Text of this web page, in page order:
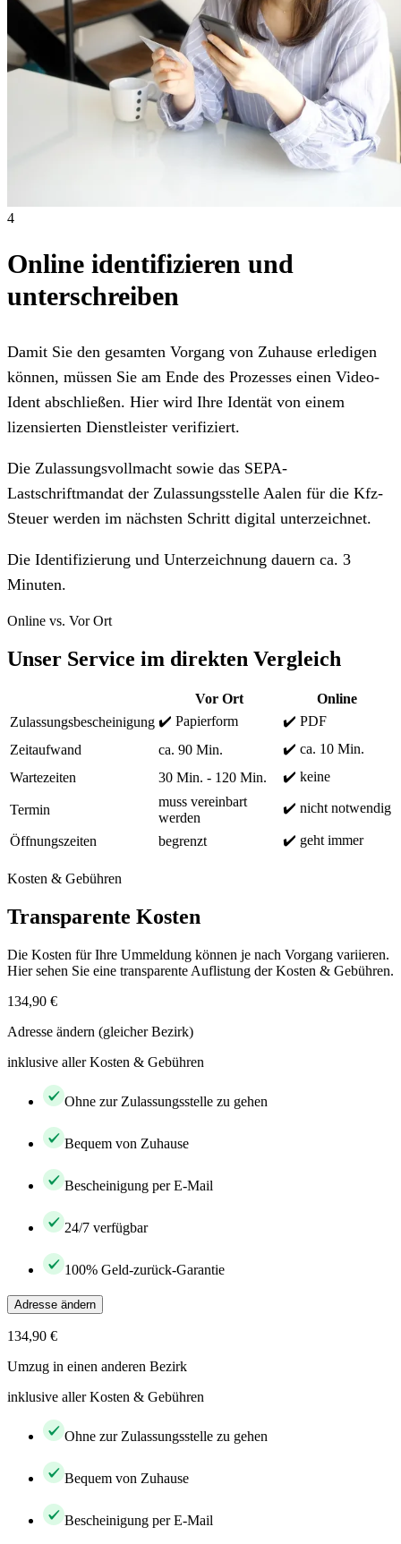
4
Online identifizieren und
unterschreiben
Damit Sie den gesamten Vorgang von Zuhause erledigen
können, müssen Sie am Ende des Prozesses einen Video-
Ident abschließen. Hier wird Ihre Identät von einem
lizensierten Dienstleister verifiziert.
Die Zulassungsvollmacht sowie das SEPA-
Lastschriftmandat der Zulassungsstelle Aalen für die Kfz-
Steuer werden im nächsten Schritt digital unterzeichnet.
Die Identifizierung und Unterzeichnung dauern ca. 3
Minuten.
Online vs. Vor Ort
Unser Service im direkten Vergleich
Vor Ort
Online
Zulassungsbescheinigung ✔️ Papierform
✔️ PDF
Zeitaufwand
ca. 90 Min.
✔️ ca. 10 Min.
Wartezeiten
30 Min. - 120 Min. ✔️ keine
Termin
muss vereinbart
werden
✔️ nicht notwendig
Öffnungszeiten begrenzt ✔️ geht immer
Kosten & Gebühren
Transparente Kosten
Die Kosten für Ihre Ummeldung können je nach Vorgang variieren.
Hier sehen Sie eine transparente Auflistung der Kosten & Gebühren.
134,90 €
Adresse ändern (gleicher Bezirk)
inklusive aller Kosten & Gebühren
Ohne zur Zulassungsstelle zu gehen
Bequem von Zuhause
Bescheinigung per E-Mail
24/7 verfügbar
100% Geld-zurück-Garantie
Adresse ändern
134,90 €
Umzug in einen anderen Bezirk
inklusive aller Kosten & Gebühren
Ohne zur Zulassungsstelle zu gehen
Bequem von Zuhause
Bescheinigung per E-Mail